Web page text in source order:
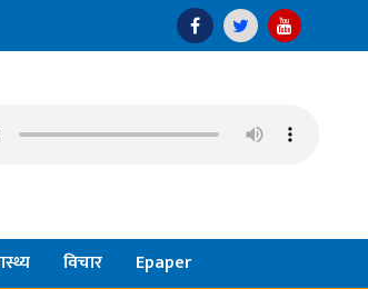
विचार Epaper